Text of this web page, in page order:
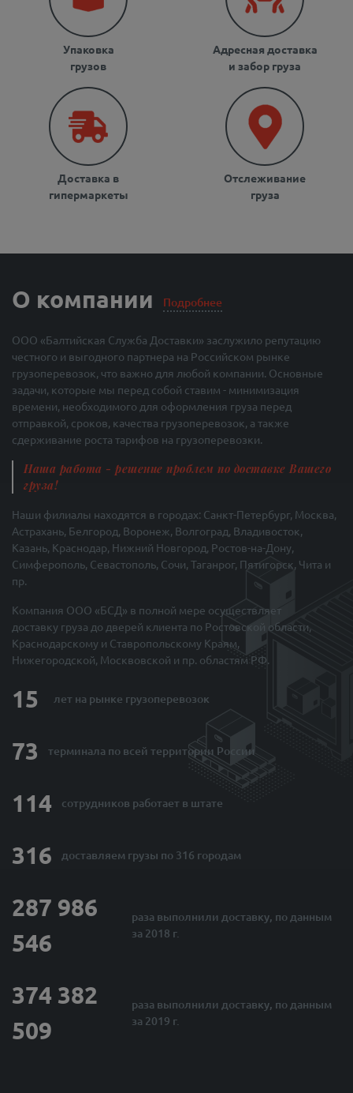
Упаковка
грузов
Адресная доставка
и забор груза
Доставка в
гипермаркеты
Отслеживание
груза
О компании Подробнее
ООО «Балтийская Служба Доставки» заслужило репутацию
честного и выгодного партнера на Российском рынке
грузоперевозок, что важно для любой компании. Основные
задачи, которые мы перед собой ставим - минимизация
времени, необходимого для оформления груза перед
отправкой, сроков, качества грузоперевозок, а также
сдерживание роста тарифов на грузоперевозки.
Наша работа - решение проблем по доставке Вашего
груза!
Наши филиалы находятся в городах: Санкт-Петербург, Москва,
Астрахань, Белгород, Воронеж, Волгоград, Владивосток,
Казань, Краснодар, Нижний Новгород, Ростов-на-Дону,
Симферополь, Севастополь, Сочи, Таганрог, Пятигорск, Чита и
пр.
Компания ООО «БСД» в полной мере осуществляет
доставку груза до дверей клиента по Ростовской области,
Краснодарскому и Ставропольскому Краям,
Нижегородской, Москвовской и пр. областям РФ.
15 лет на рынке грузоперевозок
73 терминала по всей территории России
114 сотрудников работает в штате
316 доставляем грузы по 316 городам
287 986
546
раза выполнили доставку, по данным
за 2018 г.
374 382
509
раза выполнили доставку, по данным
за 2019 г.